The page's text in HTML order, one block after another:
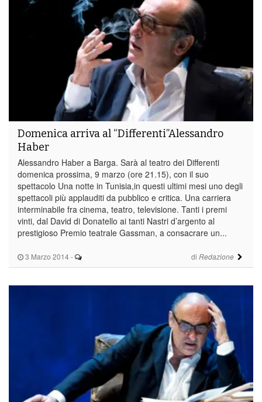
3 Marzo 2014 - di Redazione
Domenica arriva al “Differenti”Alessandro
Haber
Alessandro Haber a Barga. Sarà al teatro dei Differenti
domenica prossima, 9 marzo (ore 21.15), con il suo
spettacolo Una notte in Tunisia,in questi ultimi mesi uno degli
spettacoli più applauditi da pubblico e critica. Una carriera
interminabile fra cinema, teatro, televisione. Tanti i premi
vinti, dal David di Donatello ai tanti Nastri d’argento al
prestigioso Premio teatrale Gassman, a consacrare un...